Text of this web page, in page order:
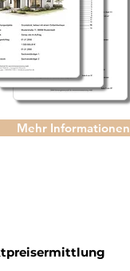
Mehr Informationen